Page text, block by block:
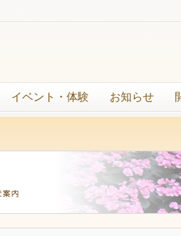
イベント・体験 お知らせ